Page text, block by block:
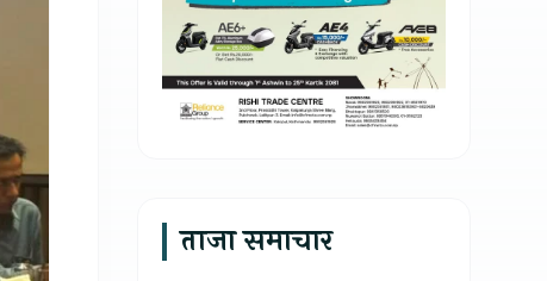
ताजा समाचार